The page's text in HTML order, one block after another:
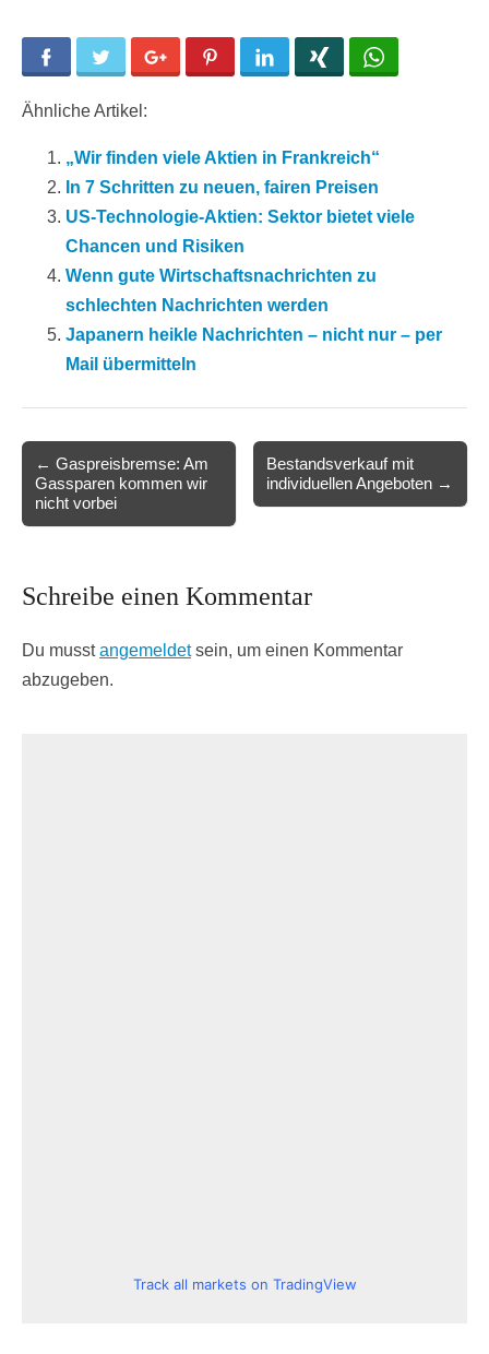
Facebook Twitter Google+ Pinterest LinkedIn
Ähnliche Artikel:
„Wir finden viele Aktien in Frankreich“
In 7 Schritten zu neuen, fairen Preisen
US-Technologie-Aktien: Sektor bietet viele
Chancen und Risiken
Wenn gute Wirtschaftsnachrichten zu
schlechten Nachrichten werden
Japanern heikle Nachrichten – nicht nur – per
Mail übermitteln
Post
navigation
← Gaspreisbremse: Am
Gassparen kommen wir
nicht vorbei
Bestandsverkauf mit
individuellen Angeboten →
Schreibe einen Kommentar
Du musstangemeldetsein, um einen Kommentar
abzugeben.
Track all markets on TradingView